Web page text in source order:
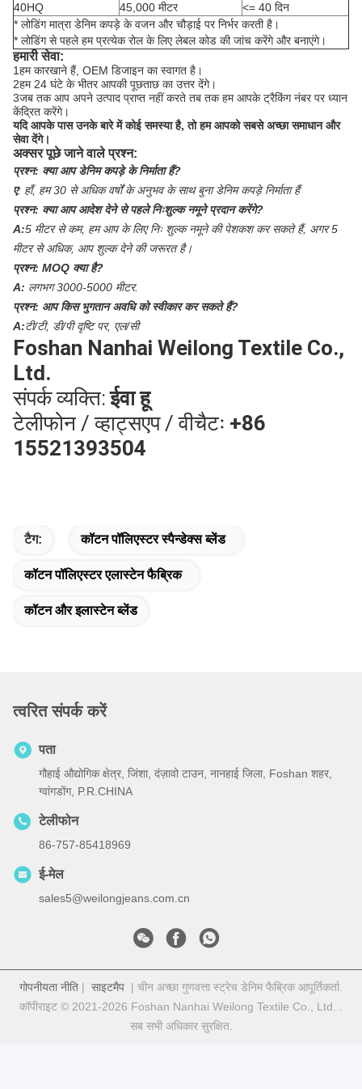
40HQ 45,000 मीटर
<= 40 दिन
* लोडिंग मात्रा डेनिम कपड़े के वजन और चौड़ाई पर निर्भर करती है।
* लोडिंग से पहले हम प्रत्येक रोल के लिए लेबल कोड की जांच करेंगे और बनाएंगे।
हमारी सेवा:
1हम कारखाने हैं, OEM डिजाइन का स्वागत है।
2हम 24 घंटे के भीतर आपकी पूछताछ का उत्तर देंगे।
3जब तक आप अपने उत्पाद प्राप्त नहीं करते तब तक हम आपके ट्रैकिंग नंबर पर ध्यान
केंद्रित करेंगे।
यदि आपके पास उनके बारे में कोई समस्या है, तो हम आपको सबसे अच्छा समाधान और
सेवा देंगे।
अक्सर पूछे जाने वाले प्रश्न:
प्रश्न: क्या आप डेनिम कपड़े के निर्माता हैं?
ए: हाँ, हम 30 से अधिक वर्षों के अनुभव के साथ बुना डेनिम कपड़े निर्माता हैं
प्रश्न: क्या आप आदेश देने से पहले निःशुल्क नमूने प्रदान करेंगे?
A:5 मीटर से कम, हम आप के लिए निः शुल्क नमूने की पेशकश कर सकते हैं, अगर 5
मीटर से अधिक, आप शुल्क देने की जरूरत है।
प्रश्न: MOQ क्या है?
A: लगभग 3000-5000 मीटर.
प्रश्न: आप किस भुगतान अवधि को स्वीकार कर सकते हैं?
A:टी/टी, डी/पी दृष्टि पर, एल/सी
Foshan Nanhai Weilong Textile Co.,
Ltd.
संपर्क व्यक्ति: ईवा हू
टेलीफोन / व्हाट्सएप / वीचैटः +86
15521393504
टैग: कॉटन पॉलिएस्टर स्पैन्डेक्स ब्लेंड
कॉटन पॉलिएस्टर एलास्टेन फैब्रिक
कॉटन और इलास्टेन ब्लेंड
त्वरित संपर्क करें
पता
गौहाई औद्योगिक क्षेत्र, जिंशा, दंज़ावो टाउन, नानहाई जिला, Foshan शहर,
ग्वांगडोंग, P.R.CHINA
टेलीफोन
86-757-85418969
ई-मेल
sales5@weilongjeans.com.cn
गोपनीयता नीति | साइटमैप | चीन अच्छा गुणवत्ता स्ट्रेच डेनिम फैब्रिक आपूर्तिकर्ता.
कॉपीराइट © 2021-2026 Foshan Nanhai Weilong Textile Co., Ltd. .
सब सभी अधिकार सुरक्षित.